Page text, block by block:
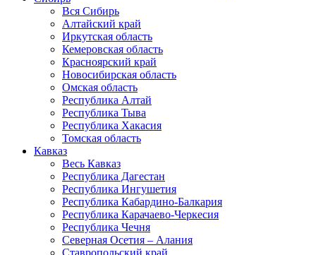
Вся Сибирь
Алтайский край
Иркутская область
Кемеровская область
Красноярский край
Новосибирская область
Омская область
Республика Алтай
Республика Тыва
Республика Хакасия
Томская область
Кавказ
Весь Кавказ
Республика Дагестан
Республика Ингушетия
Республика Кабардино-Балкария
Республика Карачаево-Черкесия
Республика Чечня
Северная Осетия – Алания
Ставропольский край